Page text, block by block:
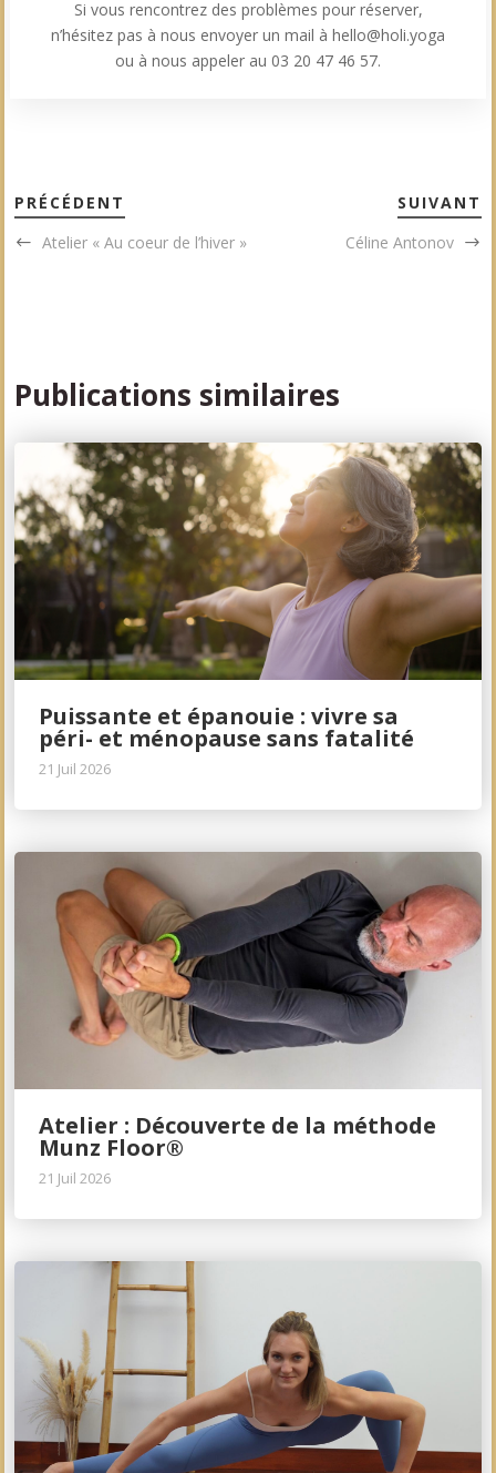
Si vous rencontrez des problèmes pour réserver,
n’hésitez pas à nous envoyer un mail à hello@holi.yoga
ou à nous appeler au 03 20 47 46 57.
PRÉCÉDENT
Atelier « Au coeur de l’hiver »
SUIVANT
Céline Antonov
Publications similaires
Puissante et épanouie : vivre sa
péri- et ménopause sans fatalité
21 Juil 2026
Atelier : Découverte de la méthode
Munz Floor®
21 Juil 2026